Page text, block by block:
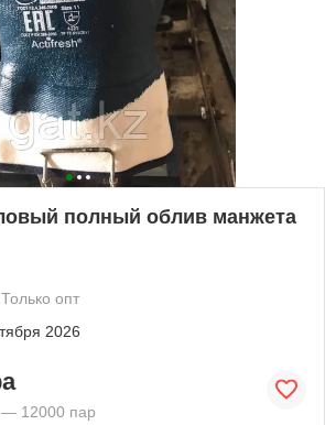
полный облив манжета
Только опт
2026
12000 пар